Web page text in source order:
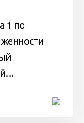
1 по